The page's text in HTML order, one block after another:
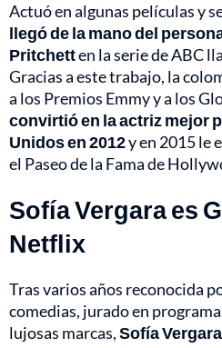
Actuó en algunas películas y
llegó de la mano del
Pritchetten la serie de ABC
Gracias a este trabajo, la
a los Premios Emmy y a los
convirtió en la actriz mejor
Unidos en 2012y en 2015 le
el Paseo de la Fama de
Sofía Vergara es
Netflix
Tras varios años reconocida
comedias, jurado en
lujosas marcas,Sofía